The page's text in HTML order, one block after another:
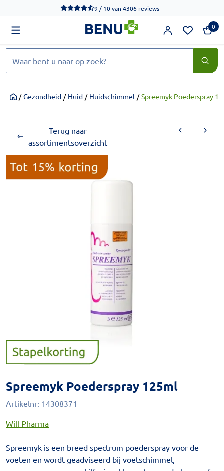
We werken momenteel hard aan het verbeteren van de
9 / 10van 4306 reviews
0
Home
/ Gezondheid / Huid / Huidschimmel / Spreemyk Poederspray
Terug naar
assortimentsoverzicht
Spreemyk Poederspray 125ml
Artikelnr: 14308371
Will Pharma
Spreemyk is een breed spectrum poederspray voor de
voeten en wordt geadviseerd bij voetschimmel,